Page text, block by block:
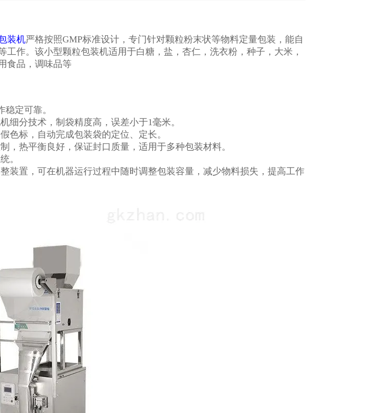
装机严格按照GMP标准设计，专门针对颗粒粉末状等物料定量包装，能自
工作。该小型颗粒包装机适用于白糖，盐，杏仁，洗衣粉，种子，大米，
食品，调味品等
定可靠。
细分技术，制袋精度高，误差小于1毫米。
色标，自动完成包装袋的定位、定长。
，热平衡良好，保证封口质量，适用于多种包装材料。
。
装置，可在机器运行过程中随时调整包装容量，减少物料损失，提高工作